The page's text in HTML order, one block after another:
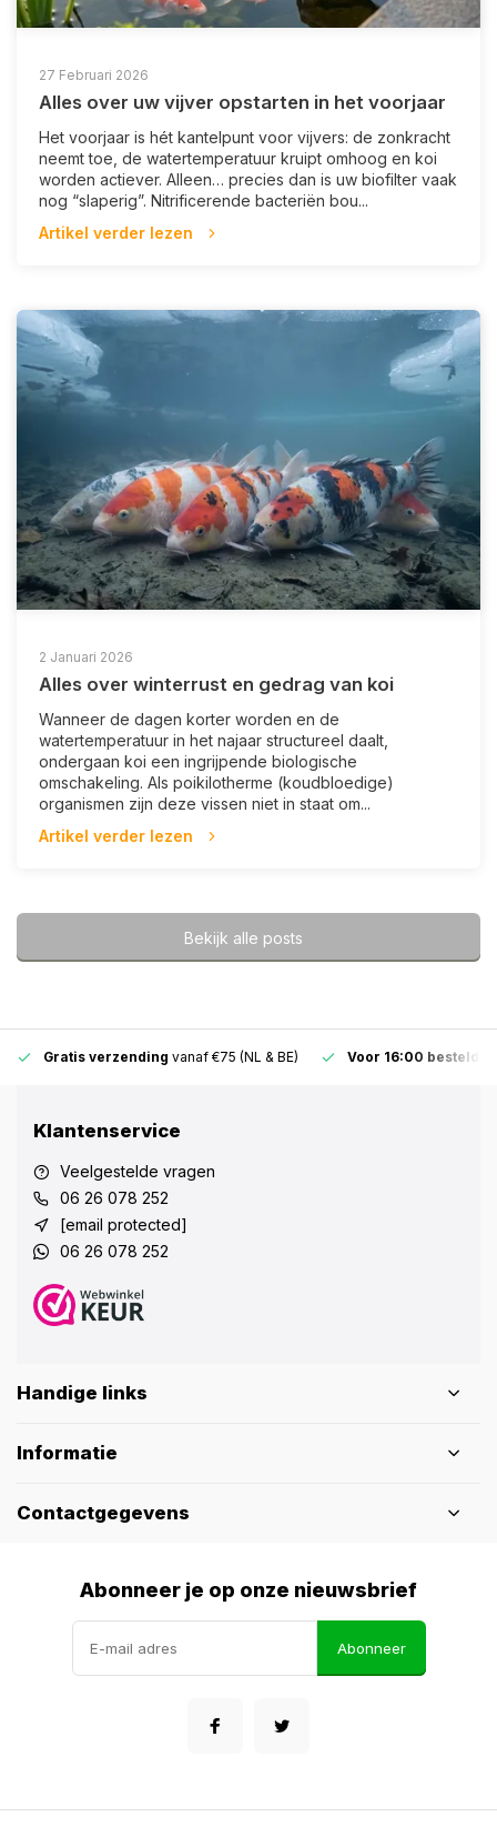
27 Februari 2026
Alles over uw vijver opstarten in het voorjaar
Het voorjaar is hét kantelpunt voor vijvers: de zonkracht
neemt toe, de watertemperatuur kruipt omhoog en koi
worden actiever. Alleen… precies dan is uw biofilter vaak
nog “slaperig”. Nitrificerende bacteriën bou...
Artikel verder lezen
2 Januari 2026
Alles over winterrust en gedrag van koi
Wanneer de dagen korter worden en de
watertemperatuur in het najaar structureel daalt,
ondergaan koi een ingrijpende biologische
omschakeling. Als poikilotherme (koudbloedige)
organismen zijn deze vissen niet in staat om...
Artikel verder lezen
Bekijk alle posts
Gratis verzending vanaf €75 (NL & BE) Voor 16:00 besteld
Klantenservice
Veelgestelde vragen
06 26 078 252
[email protected]
06 26 078 252
Handige links
Informatie
Contactgegevens
Abonneer je op onze nieuwsbrief
Abonneer